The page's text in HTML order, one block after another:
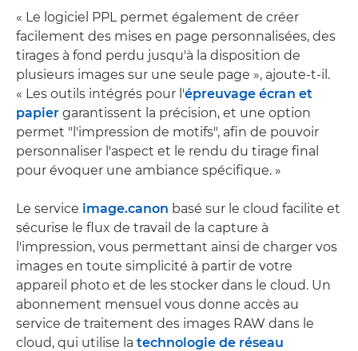
« Le logiciel PPL permet également de créer
facilement des mises en page personnalisées, des
tirages à fond perdu jusqu'à la disposition de
plusieurs images sur une seule page », ajoute-t-il.
« Les outils intégrés pour l'épreuvage écran et
papier garantissent la précision, et une option
permet "l'impression de motifs", afin de pouvoir
personnaliser l'aspect et le rendu du tirage final
pour évoquer une ambiance spécifique. »
Le service image.canon basé sur le cloud facilite et
sécurise le flux de travail de la capture à
l'impression, vous permettant ainsi de charger vos
images en toute simplicité à partir de votre
appareil photo et de les stocker dans le cloud. Un
abonnement mensuel vous donne accès au
service de traitement des images RAW dans le
cloud, qui utilise la technologie de réseau